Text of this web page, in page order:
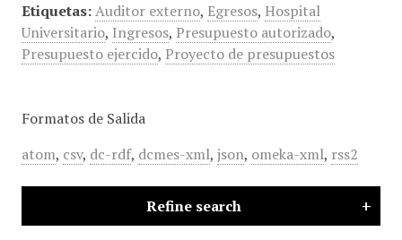
Etiquetas: Auditor externo, Egresos, Hospital
Universitario, Ingresos, Presupuesto autorizado,
Presupuesto ejercido, Proyecto de presupuestos
Formatos de Salida
atom, csv, dc-rdf, dcmes-xml, json, omeka-xml, rss2
Refine search